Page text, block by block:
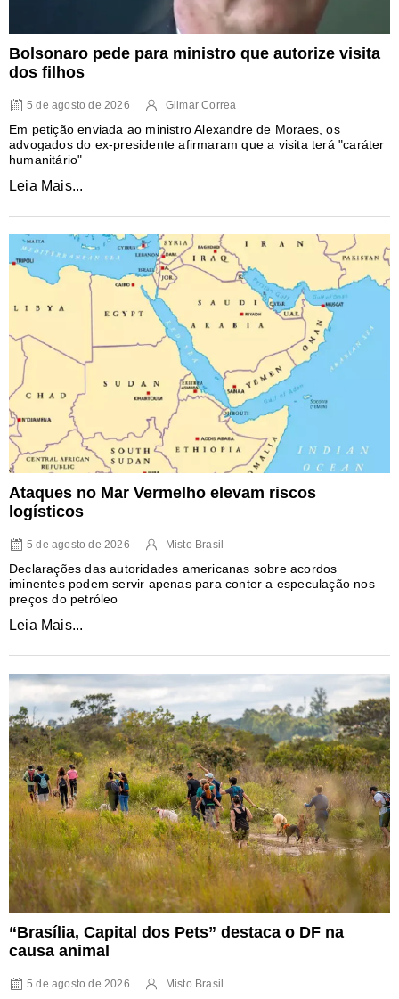
Bolsonaro pede para ministro que autorize visita
dos filhos
5 de agosto de 2026 Gilmar Correa
Em petição enviada ao ministro Alexandre de Moraes, os
advogados do ex-presidente afirmaram que a visita terá "caráter
humanitário"
Leia Mais...
Ataques no Mar Vermelho elevam riscos
logísticos
5 de agosto de 2026 Misto Brasil
Declarações das autoridades americanas sobre acordos
iminentes podem servir apenas para conter a especulação nos
preços do petróleo
Leia Mais...
“Brasília, Capital dos Pets” destaca o DF na
causa animal
5 de agosto de 2026 Misto Brasil